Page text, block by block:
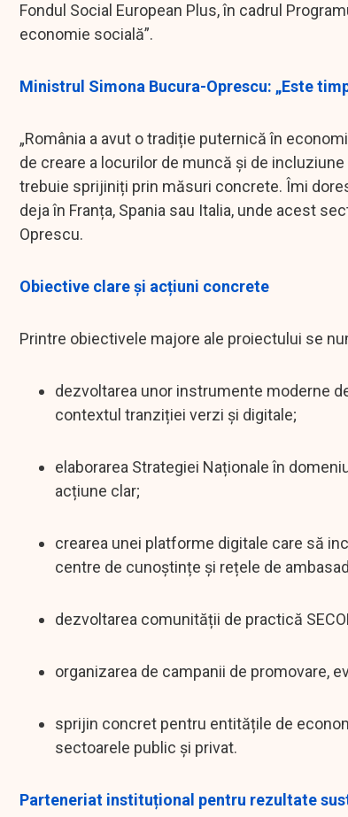
Fondul Social European Plus, în cadrul
economie socială”.
Ministrul Simona Bucura-Oprescu: „Este
„România a avut o tradiție puternică în
de creare a locurilor de muncă și de
trebuie sprijiniți prin măsuri concrete. Îmi
deja în Franța, Spania sau Italia, unde acest
Oprescu.
Obiective clare și acțiuni concrete
Printre obiectivele majore ale proiectului se
dezvoltarea unor instrumente moderne
contextul tranziției verzi și digitale;
elaborarea Strategiei Naționale în
acțiune clar;
crearea unei platforme digitale care să
centre de cunoștințe și rețele de
dezvoltarea comunității de practică
organizarea de campanii de promovare,
sprijin concret pentru entitățile de
sectoarele public și privat.
Parteneriat instituțional pentru rezultate